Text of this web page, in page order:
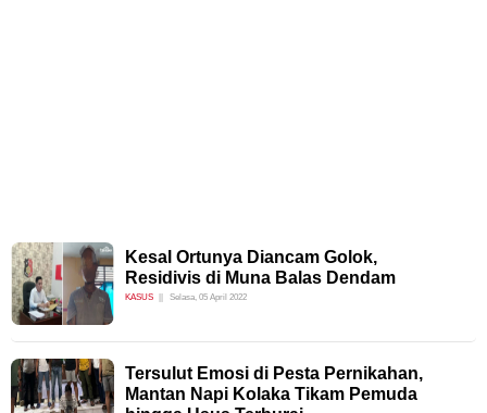
Kesal Ortunya Diancam Golok,
Residivis di Muna Balas Dendam
KASUS Selasa, 05 April 2022
Tersulut Emosi di Pesta Pernikahan,
Mantan Napi Kolaka Tikam Pemuda